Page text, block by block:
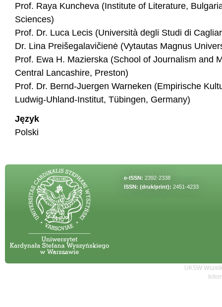
Prof. Raya Kuncheva (Institute of Literature,
Sciences)
Prof. Dr. Luca Lecis (Università degli Studi di
Dr. Lina Preišegalavičienė (Vytautas Magnus
Prof. Ewa H. Mazierska (School of Journalism and
Central Lancashire, Preston)
Prof. Dr. Bernd-Juergen Warneken (Empirische
Ludwig-Uhland-Institut, Tübingen, Germany)
Język
Polski
e-ISSN: 2392-2338
ISSN: (druk/print): 2451-4233
UKSW